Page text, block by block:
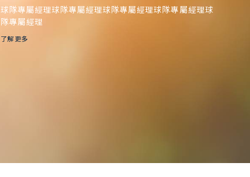
球隊專屬經理球隊專屬經理球隊專屬經理球隊專屬經理球
隊專屬經理
了解更多